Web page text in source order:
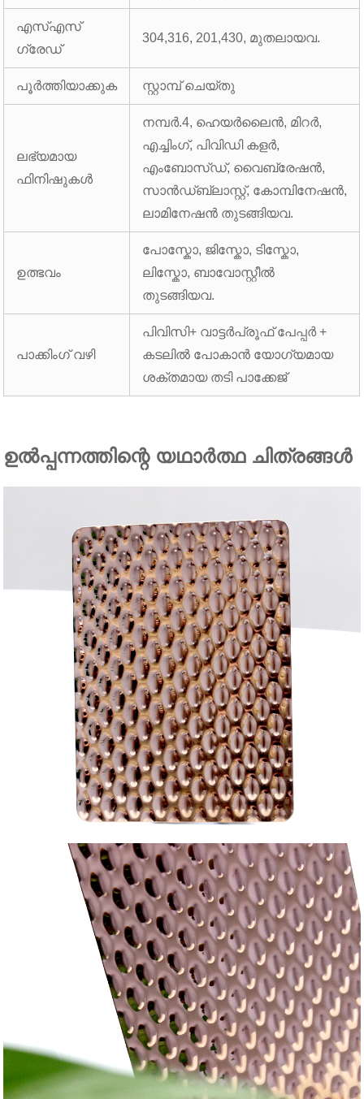
എസ്എസ്
ഗ്രേഡ്
304,316, 201,430, മുതലായവ.
പൂർത്തിയാക്കുക സ്റ്റാമ്പ് ചെയ്തു
ലഭ്യമായ
ഫിനിഷുകൾ
നമ്പർ.4, ഹെയർലൈൻ, മിറർ,
എച്ചിംഗ്, പിവിഡി കളർ,
എംബോസ്ഡ്, വൈബ്രേഷൻ,
സാൻഡ്ബ്ലാസ്റ്റ്, കോമ്പിനേഷൻ,
ലാമിനേഷൻ തുടങ്ങിയവ.
ഉത്ഭവം
പോസ്കോ, ജിസ്കോ, ടിസ്കോ,
ലിസ്കോ, ബാവോസ്റ്റീൽ
തുടങ്ങിയവ.
പാക്കിംഗ് വഴി
പിവിസി+ വാട്ടർപ്രൂഫ് പേപ്പർ +
കടലിൽ പോകാൻ യോഗ്യമായ
ശക്തമായ തടി പാക്കേജ്
ഉൽപ്പന്നത്തിന്റെ യഥാർത്ഥ ചിത്രങ്ങൾ